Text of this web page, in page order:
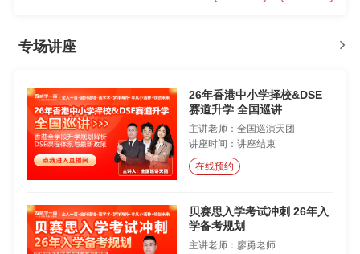
专场讲座
26年香港中小学择校&DSE
赛道升学 全国巡讲
主讲老师：全国巡演天团
讲座时间：讲座结束
在线预约
贝赛思入学考试冲刺 26年入
学备考规划
主讲老师：廖勇老师